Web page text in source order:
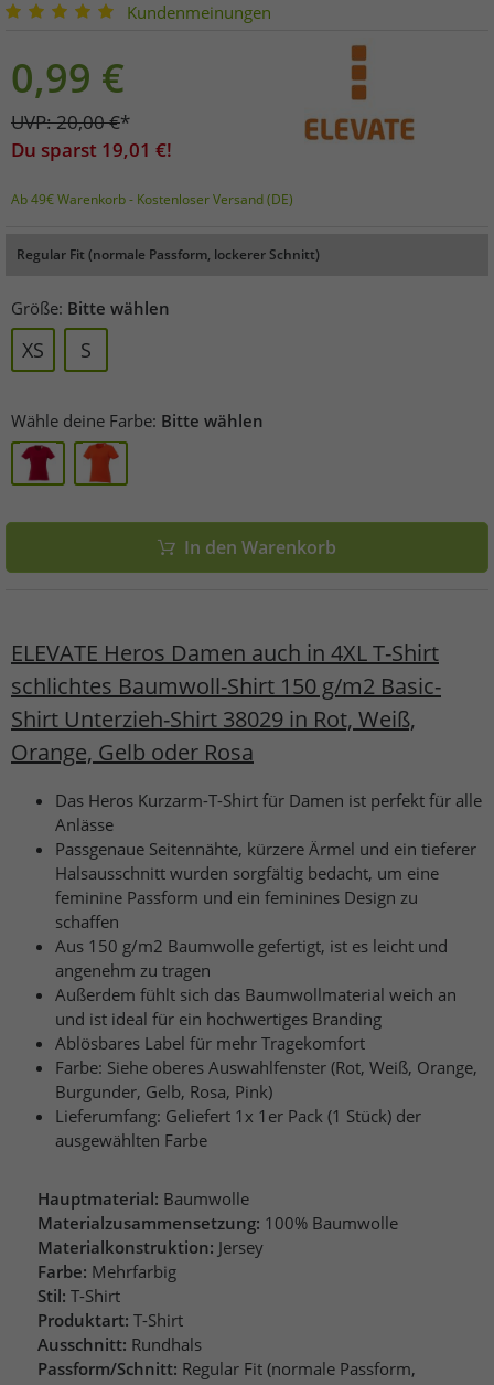
Kundenmeinungen
0,99 €
UVP:20,00€*
Du sparst 19,01 €!
Ab 49€ Warenkorb - Kostenloser Versand (DE)
Regular Fit (normale Passform, lockerer Schnitt)
Größe: Bitte wählen
XS S
Wähle deine Farbe: Bitte wählen
In den Warenkorb
ELEVATE Heros Damen auch in 4XL T-Shirt
schlichtes Baumwoll-Shirt 150 g/m2 Basic-
Shirt Unterzieh-Shirt 38029 in Rot, Weiß,
Orange, Gelb oder Rosa
Das Heros Kurzarm-T-Shirt für Damen ist perfekt für alle
Anlässe
Passgenaue Seitennähte, kürzere Ärmel und ein tieferer
Halsausschnitt wurden sorgfältig bedacht, um eine
feminine Passform und ein feminines Design zu
schaffen
Aus 150 g/m2 Baumwolle gefertigt, ist es leicht und
angenehm zu tragen
Außerdem fühlt sich das Baumwollmaterial weich an
und ist ideal für ein hochwertiges Branding
Ablösbares Label für mehr Tragekomfort
Farbe: Siehe oberes Auswahlfenster (Rot, Weiß, Orange,
Burgunder, Gelb, Rosa, Pink)
Lieferumfang: Geliefert 1x 1er Pack (1 Stück) der
ausgewählten Farbe
Hauptmaterial: Baumwolle
Materialzusammensetzung: 100% Baumwolle
Materialkonstruktion: Jersey
Farbe: Mehrfarbig
Stil: T-Shirt
Produktart: T-Shirt
Ausschnitt: Rundhals
Passform/Schnitt: Regular Fit (normale Passform,